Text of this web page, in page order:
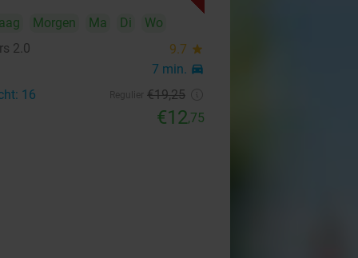
Morgen Ma Di
Wo
2.0
9.7 star
7 min. directions_car
16 €19,25
€12,75